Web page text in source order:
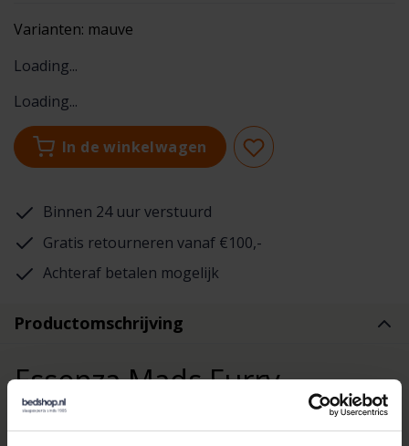
Varianten: mauve
Loading...
Loading...
In de winkelwagen
Binnen 24 uur verstuurd
Gratis retourneren vanaf €100,-
Achteraf betalen mogelijk
Productomschrijving
Essenza Mads Furry
Cushion Mauve 45 cm